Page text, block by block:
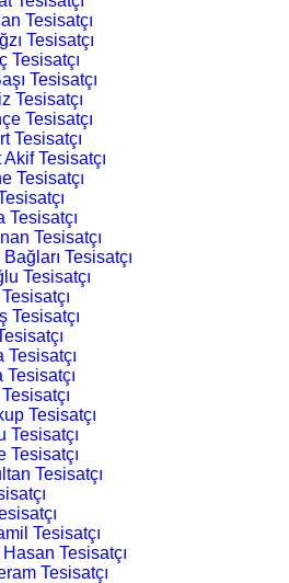
Tesisatçı
Tesisatçı
Tesisatçı
Tesisatçı
Tesisatçı
Tesisatçı
Tesisatçı
Tesisatçı
Tesisatçı
Tesisatçı
Tesisatçı
Tesisatçı
Tesisatçı
Tesisatçı
Tesisatçı
Tesisatçı
Tesisatçı
Tesisatçı
Tesisatçı
Tesisatçı
Tesisatçı
Hasan Tesisatçı
Tesisatçı